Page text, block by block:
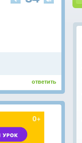
ответить